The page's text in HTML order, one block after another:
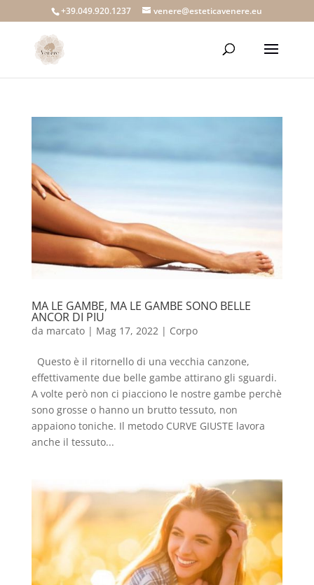
+39.049.920.1237 venere@esteticavenere.eu
MA LE GAMBE, MA LE GAMBE SONO BELLE
ANCOR DI PIU
da marcato| Mag 17, 2022| Corpo
Questo è il ritornello di una vecchia canzone,
effettivamente due belle gambe attirano gli sguardi.
A volte però non ci piacciono le nostre gambe perchè
sono grosse o hanno un brutto tessuto, non
appaiono toniche. Il metodo CURVE GIUSTE lavora
anche il tessuto...